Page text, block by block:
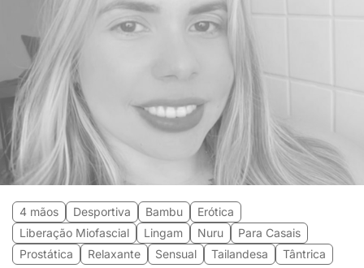
4 mãos Desportiva Bambu
Erótica
Liberação Miofascial
Lingam Nuru
Para Casais
Prostática
Relaxante Sensual Tailandesa Tântrica